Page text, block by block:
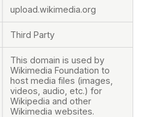
upload.wikimedia.org
Third Party
This domain is used by
Wikimedia Foundation to
host media files (images,
videos, audio, etc.) for
Wikipedia and other
Wikimedia websites.